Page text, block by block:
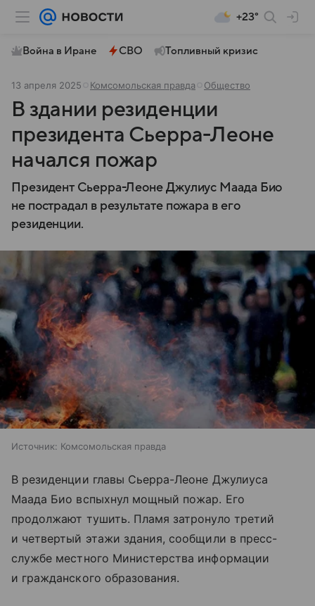
+23°
Война в Иране СВО Топливный кризис
13 апреля 2025 Комсомольская правда Общество
В здании резиденции
президента Сьерра-Леоне
начался пожар
Президент Сьерра-Леоне Джулиус Маада Био
не пострадал в результате пожара в его
резиденции.
Источник: Комсомольская правда
В резиденции главы Сьерра-Леоне Джулиуса
Маада Био вспыхнул мощный пожар. Его
продолжают тушить. Пламя затронуло третий
и четвертый этажи здания, сообщили в пресс-
службе местного Министерства информации
и гражданского образования.